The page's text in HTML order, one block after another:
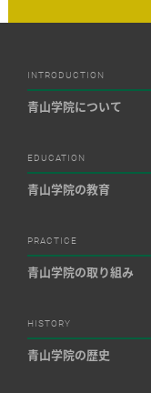
INTRODUCTION
青山学院について
EDUCATION
青山学院の教育
PRACTICE
青山学院の取り組み
HISTORY
青山学院の歴史